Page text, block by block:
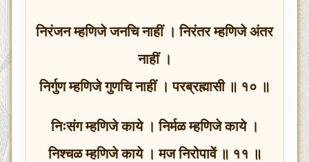
निरंजन म्हणिजे जनचि नाहीं । निरंतर म्हणिजे अंतर
नाहीं ।
निर्गुण म्हणिजे गुणचि नाहीं । परब्रह्मासी ॥ १० ॥
निःसंग म्हणिजे काये । निर्मळ म्हणिजे काये ।
निश्चळ म्हणिजे काये । मज निरोपावें ॥ ११ ॥